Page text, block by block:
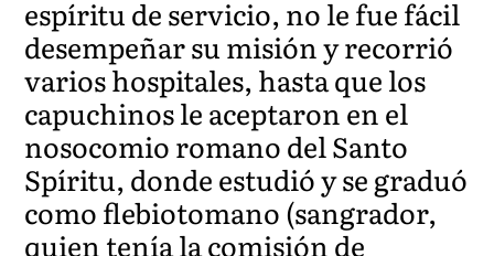
espíritu de servicio, no le fue fácil
desempeñar su misión y recorrió
varios hospitales, hasta que los
capuchinos le aceptaron en el
nosocomio romano del Santo
Spíritu, donde estudió y se graduó
como flebiotomano (sangrador,
quien tenía la comisión de